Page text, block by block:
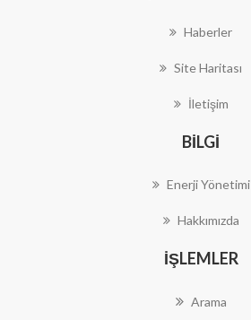
Haberler
Site Haritası
İletişim
BILGI
Enerji Yönetimi
Hakkımızda
İŞLEMLER
Arama